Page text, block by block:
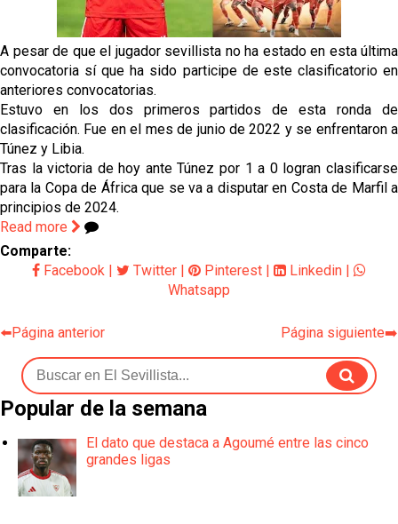
El Sevilla Juvenil A última detalles en Canarias para
su debut en la Cantalejo Province Cup
La cita ante el Espanyol a domicilio ya tiene horario
El dato que destaca a Agoumé entre las cinco
grandes ligas
Juanlu de vuelta a Sevilla para cerrar su fichaje a la
Premier
A pesar de que el jugador sevillista no ha estado en esta última
convocatoria sí que ha sido participe de este clasificatorio en
anteriores convocatorias.
Estuvo en los dos primeros partidos de esta ronda de
clasificación. Fue en el mes de junio de 2022 y se enfrentaron a
Túnez y Libia.
Tras la victoria de hoy ante Túnez por 1 a 0 logran clasificarse
para la Copa de África que se va a disputar en Costa de Marfil a
principios de 2024.
Read more
Comparte:
Facebook
Twitter Pinterest Linkedin
Whatsapp
⬅️Página anterior Página siguiente➡️
Popular de la semana
El dato que destaca a Agoumé entre las cinco
grandes ligas